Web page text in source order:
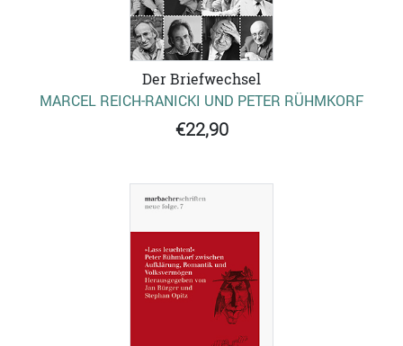
Der Briefwechsel
MARCEL REICH-RANICKI UND PETER RÜHMKORF
€22,90